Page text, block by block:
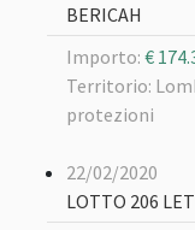
BERICAH
Importo: €
Territorio:
protezioni
22/02/2020
LOTTO 206